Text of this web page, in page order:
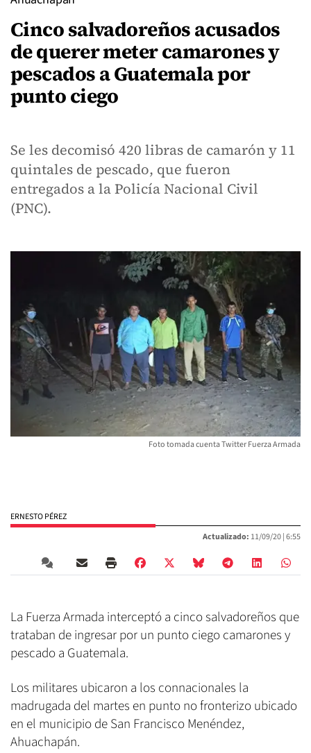
Cinco salvadoreños acusados
de querer meter camarones y
pescados a Guatemala por
punto ciego
Se les decomisó 420 libras de camarón y 11
quintales de pescado, que fueron
entregados a la Policía Nacional Civil
(PNC).
Foto tomada cuenta Twitter Fuerza Armada
ERNESTO PÉREZ
Actualizado: 11/09/20 |6:55
La Fuerza Armada interceptó a cinco salvadoreños que
trataban de ingresar por un punto ciego camarones y
pescado a Guatemala.
Los militares ubicaron a los connacionales la
madrugada del martes en punto no fronterizo ubicado
en el municipio de San Francisco Menéndez,
Ahuachapán.